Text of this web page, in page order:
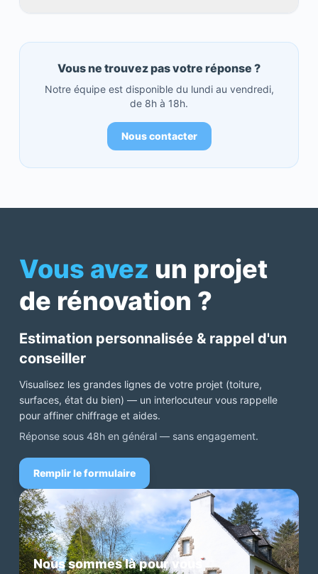
Vous ne trouvez pas votre réponse ?
Notre équipe est disponible du lundi au vendredi,
de 8h à 18h.
Nous contacter
Vous avez un projet
de rénovation ?
Estimation personnalisée & rappel d'un
conseiller
Visualisez les grandes lignes de votre projet (toiture,
surfaces, état du bien) — un interlocuteur vous rappelle
pour affiner chiffrage et aides.
Réponse sous 48h en général — sans engagement.
Remplir le formulaire
Nous sommes là pour vous